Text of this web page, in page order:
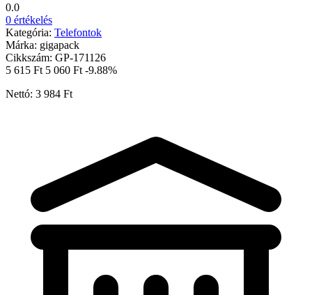
0.0
0 értékelés
Kategória: Telefontok
Márka: gigapack
Cikkszám: GP-171126
5 615 Ft 5 060 Ft -9.88%
Nettó: 3 984 Ft